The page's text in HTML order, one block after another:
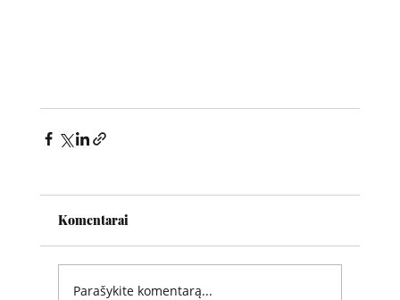
Komentarai
Parašykite komentarą...